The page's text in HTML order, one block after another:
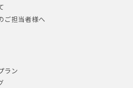
ご担当者様へ
ラン